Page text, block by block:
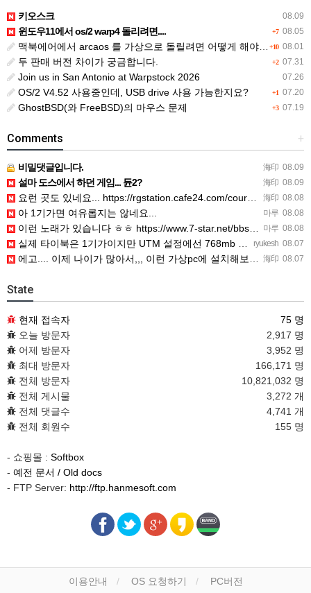
08.09
키오스크
+7 08.05
윈도우11에서 os/2 warp4 돌리려면....
+10 08.01
맥북에어에서 arcaos 를 가상으로 돌릴려면 어떻게 해야 하는 지요?
+2 07.31
두 판매 버전 차이가 궁금합니다.
07.26
Join us in San Antonio at Warpstock 2026
+1 07.20
OS/2 V4.52 사용중인데, USB drive 사용 가능한지요?
+3 07.19
GhostBSD(와 FreeBSD)의 마우스 문제
+
Comments
海印 08.09
비밀댓글입니다.
海印 08.09
설마 도스에서 하던 게임... 듄2?
海印 08.08
요런 곳도 있네요... https://rgstation.cafe24.com/course_tip/306500
마루 08.08
아 1기가면 여유롭지는 않네요...
마루 08.08
이런 노래가 있습니다 ㅎㅎ https://www.7-star.net/bbs/board.php?bo_table…
ryukesh 08.07
실제 타이북은 1기가이지만 UTM 설정에선 768mb 입니다. 1기가나 그 보다 넘게 설정하면 UTM 에뮬레…
海印 08.07
에고.... 이제 나이가 많아서,,, 이런 가상pc에 설치해보는 것도 귀찮군요.. ㅎㅎ 날씨도 덥고.....…
State
현재 접속자
75 명
오늘 방문자
2,917 명
어제 방문자
3,952 명
최대 방문자
166,171 명
전체 방문자
10,821,032 명
전체 게시물
3,272 개
전체 댓글수
4,741 개
전체 회원수
155 명
- 쇼핑몰 : Softbox
- 예전 문서 / Old docs
- FTP Server: http://ftp.hanmesoft.com
이용안내 OS 요청하기 PC버전